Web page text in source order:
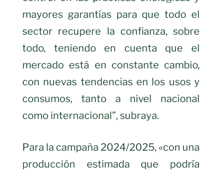
mayores garantías para que todo el
sector recupere la confianza, sobre
todo, teniendo en cuenta que el
mercado está en constante cambio,
con nuevas tendencias en los usos y
consumos, tanto a nivel nacional
como internacional”, subraya.
Para la campaña 2024/2025, «con una
producción estimada que podría